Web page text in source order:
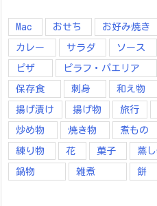
Mac おせち お好み焼き
カレー サラダ ソース
ピザ ピラフ・パエリア
保存食 刺身 和え物
揚げ漬け 揚げ物 旅行
炒め物 焼き物 煮もの
練り物 花 菓子 蒸
鍋物 雑煮 餅